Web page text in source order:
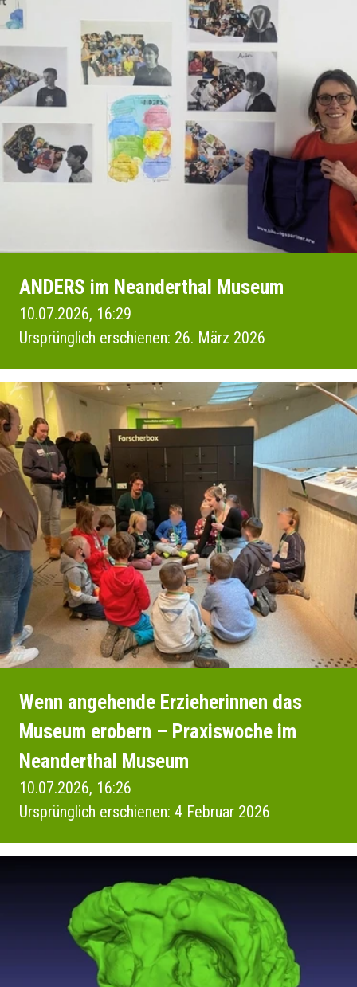
ANDERS im Neanderthal Museum
10.07.2026, 16:29
Ursprünglich erschienen: 26. März 2026
Wenn angehende Erzieherinnen das
Museum erobern – Praxiswoche im
Neanderthal Museum
10.07.2026, 16:26
Ursprünglich erschienen: 4 Februar 2026